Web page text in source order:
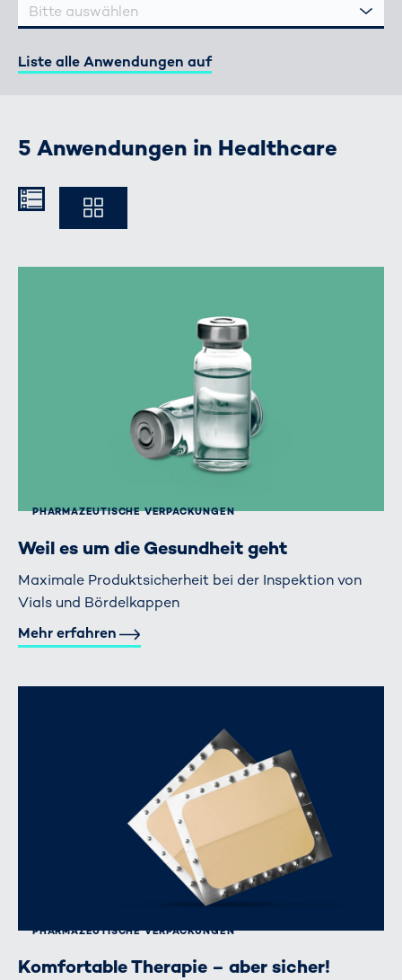
Bitte auswählen
Liste alle Anwendungen auf
5 Anwendungen in Healthcare
Kompakt
PHARMAZEUTISCHE VERPACKUNGEN
Weil es um die Gesundheit geht
Maximale Produktsicherheit bei der Inspektion von
Vials und Bördelkappen
Mehr erfahren
PHARMAZEUTISCHE VERPACKUNGEN
Komfortable Therapie – aber sicher!